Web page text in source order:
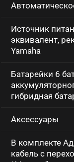
Источник
эквивалент,
Yamaha
Батарейки 6
гибридная
Аксессуары
В комплекте
кабель с